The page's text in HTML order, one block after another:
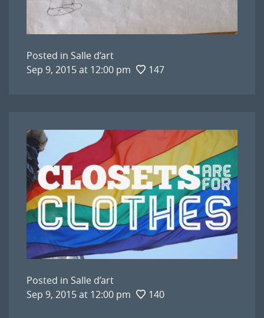
Posted in Salle d’art
Sep 9, 2015 at 12:00 pm
147
Posted in Salle d’art
Sep 9, 2015 at 12:00 pm
140